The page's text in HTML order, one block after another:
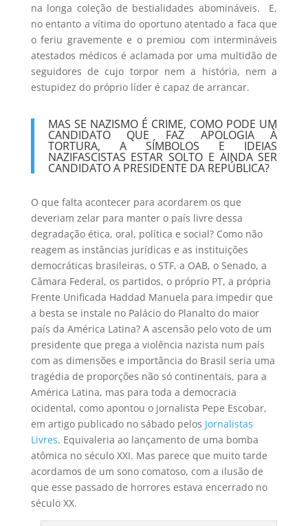
na longa coleção de bestialidades abomináveis. E,
no entanto a vítima do oportuno atentado a faca que
o feriu gravemente e o premiou com intermináveis
atestados médicos é aclamada por uma multidão de
seguidores de cujo torpor nem a história, nem a
estupidez do próprio líder é capaz de arrancar.
MAS SE NAZISMO É CRIME, COMO PODE UM
CANDIDATO QUE FAZ APOLOGIA À
TORTURA, A SÍMBOLOS E IDEIAS
NAZIFASCISTAS ESTAR SOLTO E AINDA SER
CANDIDATO A PRESIDENTE DA REPÚBLICA?
O que falta acontecer para acordarem os que
deveriam zelar para manter o país livre dessa
degradação ética, oral, política e social? Como não
reagem as instâncias jurídicas e as instituições
democráticas brasileiras, o STF, a OAB, o Senado, a
Câmara Federal, os partidos, o próprio PT, a própria
Frente Unificada Haddad Manuela para impedir que
a besta se instale no Palácio do Planalto do maior
país da América Latina? A ascensão pelo voto de um
presidente que prega a violência nazista num país
com as dimensões e importância do Brasil seria uma
tragédia de proporções não só continentais, para a
América Latina, mas para toda a democracia
ocidental, como apontou o jornalista Pepe Escobar,
em artigo publicado no sábado pelos Jornalistas
Livres. Equivaleria ao lançamento de uma bomba
atômica no século XXI. Mas parece que muito tarde
acordamos de um sono comatoso, com a ilusão de
que esse passado de horrores estava encerrado no
século XX.